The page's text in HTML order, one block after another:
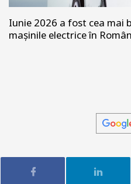
Iunie 2026 a fost cea mai
mașinile electrice în